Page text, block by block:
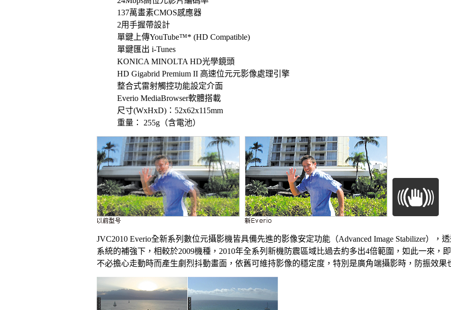
137萬畫素CMOS感應器
2用手握帶設計
單鍵上傳YouTube™* (HD Compatible)
單鍵匯出 i-Tunes
KONICA MINOLTA HD光學鏡頭
HD Gigabrid Premium II 高速位元元影像處理引擎
整合式雷射觸控功能設定介面
Everio MediaBrowser軟體搭載
尺寸(WxHxD)：52x62x115mm
重量： 255g（含電池）
JVC2010 Everio全新系列數位元攝影機皆具備先進的影像安定功能（Advanced Image Stabilizer），
系統的補強下，相較於2009機種，2010年全系列新機防震區域比過去約多出4倍範圍，如此一來，
不必擔心走動時而產生劇烈抖動畫面，依舊可維持影像的穩定度，特別是廣角端攝影時，防振效果